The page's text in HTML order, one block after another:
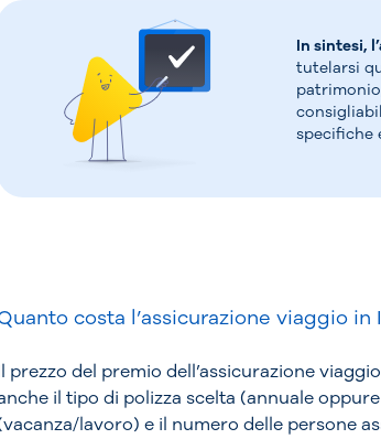
In sintesi,
tutelarsi
specifiche
costa l’assicurazione viaggio in
prezzo del premio dell’assicurazione
il tipo di polizza scelta (annuale
lavoro) e il numero delle persone